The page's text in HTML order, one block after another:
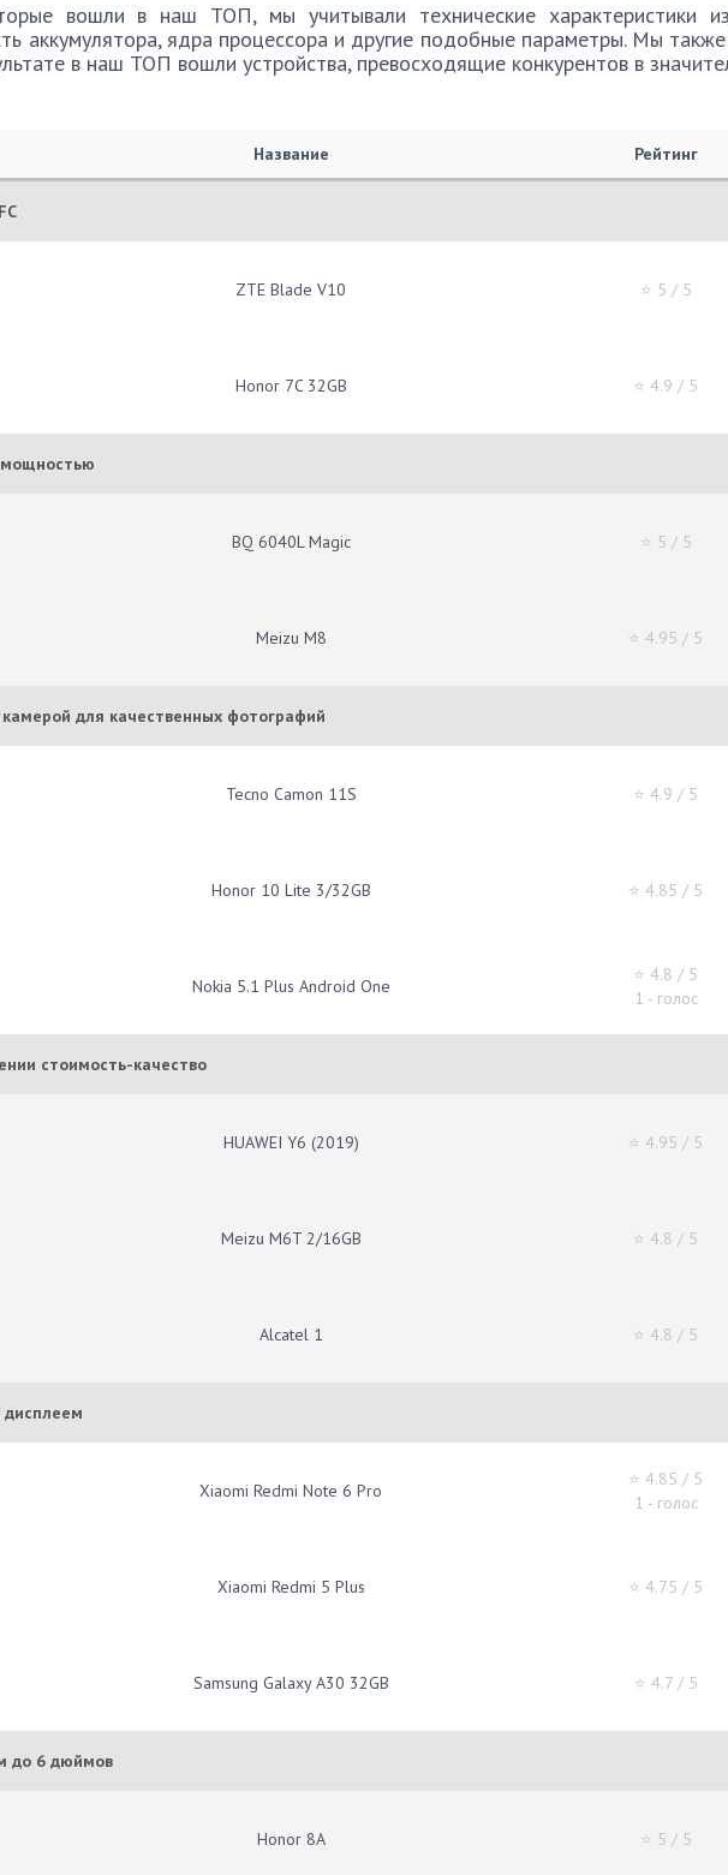
вошли в наш ТОП, мы учитывали технические характеристики
аккумулятора, ядра процессора и другие подобные параметры. Мы
в наш ТОП вошли устройства, превосходящие конкурентов в
Название Рейтинг
ZTE Blade V10 ⭐ 5 / 5
Honor 7C 32GB ⭐ 4.9 / 5
BQ 6040L Magic ⭐ 5 / 5
Meizu M8 ⭐ 4.95 / 5
для качественных фотографий
Tecno Camon 11S ⭐ 4.9 / 5
Honor 10 Lite 3/32GB ⭐ 4.85 / 5
Nokia 5.1 Plus Android One
⭐ 4.8 / 5
1 - голос
стоимость-качество
HUAWEI Y6 (2019) ⭐ 4.95 / 5
Meizu M6T 2/16GB ⭐ 4.8 / 5
Alcatel 1 ⭐ 4.8 / 5
Xiaomi Redmi Note 6 Pro
⭐ 4.85 / 5
1 - голос
Xiaomi Redmi 5 Plus ⭐ 4.75 / 5
Samsung Galaxy A30 32GB ⭐ 4.7/ 5
до 6 дюймов
Honor 8A ⭐ 5 / 5